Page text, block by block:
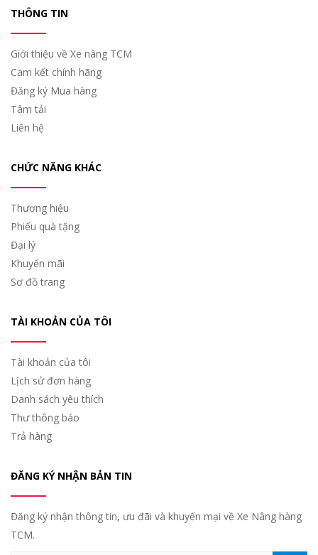
THÔNG TIN
Giới thiệu về Xe nâng TCM
Cam kết chính hãng
Đăng ký Mua hàng
Tâm tải
Liên hệ
CHỨC NĂNG KHÁC
Thương hiệu
Phiếu quà tặng
Đại lý
Khuyến mãi
Sơ đồ trang
TÀI KHOẢN CỦA TÔI
Tài khoản của tôi
Lịch sử đơn hàng
Danh sách yêu thích
Thư thông báo
Trả hàng
ĐĂNG KÝ NHẬN BẢN TIN
Đăng ký nhận thông tin, ưu đãi và khuyến mại về Xe Nâng hàng
TCM.